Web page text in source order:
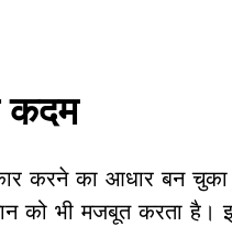
कदम
करने का आधार बन
को भी मजबूत करता है।